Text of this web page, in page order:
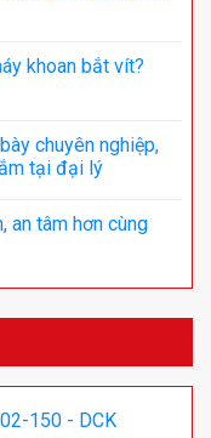
khoan bắt vít?
chuyên nghiệp,
tại đại lý
an tâm hơn cùng
150 - DCK